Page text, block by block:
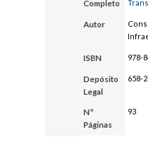
Completo
Autor
ISBN 978-
Depósito
Legal
658-
Nº
Páginas
93